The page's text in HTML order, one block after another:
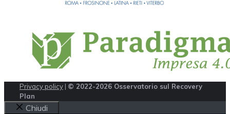
Privacy policy | © 2022-2026 Osservatorio sul Recovery
Plan
Chiudi